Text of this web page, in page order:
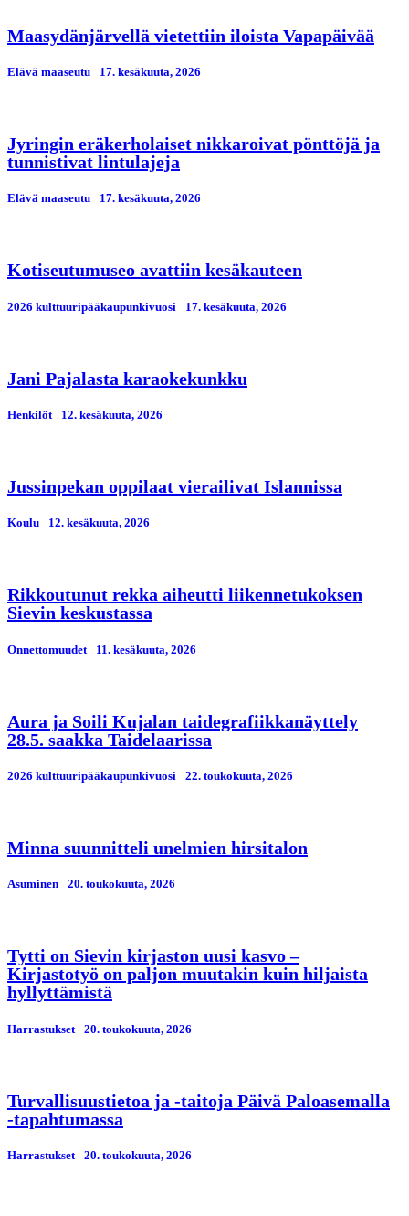
Maasydänjärvellä vietettiin iloista Vapapäivää
Elävä maaseutu 17. kesäkuuta, 2026
Jyringin eräkerholaiset nikkaroivat pönttöjä ja
tunnistivat lintulajeja
Elävä maaseutu 17. kesäkuuta, 2026
Kotiseutumuseo avattiin kesäkauteen
2026 kulttuuripääkaupunkivuosi 17. kesäkuuta, 2026
Jani Pajalasta karaokekunkku
Henkilöt 12. kesäkuuta, 2026
Jussinpekan oppilaat vierailivat Islannissa
Koulu 12. kesäkuuta, 2026
Rikkoutunut rekka aiheutti liikennetukoksen
Sievin keskustassa
Onnettomuudet 11. kesäkuuta, 2026
Aura ja Soili Kujalan taidegrafiikkanäyttely
28.5. saakka Taidelaarissa
2026 kulttuuripääkaupunkivuosi 22. toukokuuta, 2026
Minna suunnitteli unelmien hirsitalon
Asuminen 20. toukokuuta, 2026
Tytti on Sievin kirjaston uusi kasvo –
Kirjastotyö on paljon muutakin kuin hiljaista
hyllyttämistä
Harrastukset 20. toukokuuta, 2026
Turvallisuustietoa ja -taitoja Päivä Paloasemalla
-tapahtumassa
Harrastukset 20. toukokuuta, 2026